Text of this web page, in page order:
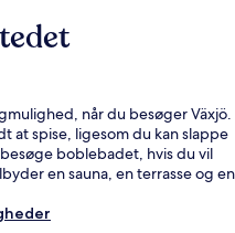
når du besøger Växjö.
at spise, ligesom du kan slappe
boblebadet, hvis du vil
en sauna, en terrasse og en